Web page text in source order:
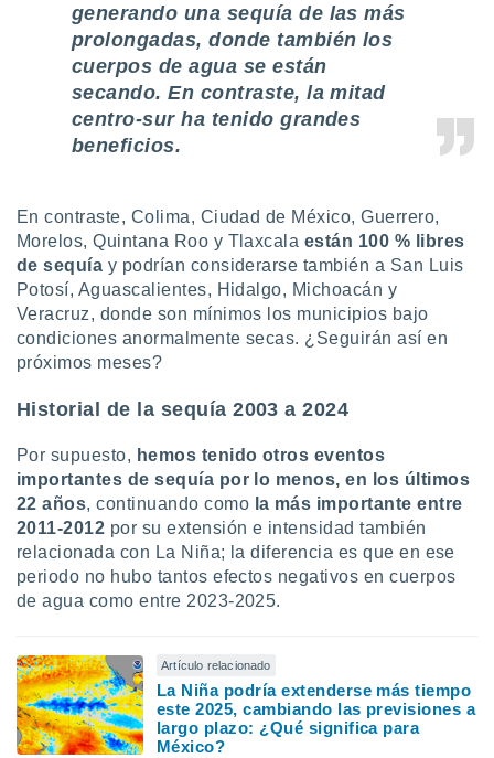
mediante
publicidad
de
1199
generando una sequía de las más
prolongadas, donde también los
cuerpos de agua se están
secando. En contraste, la mitad
centro-sur ha tenido grandes
beneficios.
En contraste, Colima, Ciudad de México, Guerrero,
Morelos, Quintana Roo y Tlaxcala están 100 % libres
de sequía y podrían considerarse también a San Luis
Potosí, Aguascalientes, Hidalgo, Michoacán y
Veracruz, donde son mínimos los municipios bajo
condiciones anormalmente secas. ¿Seguirán así en
próximos meses?
Historial de la sequía 2003 a 2024
Por supuesto, hemos tenido otros eventos
importantes de sequía por lo menos, en los últimos
22 años, continuando como la más importante entre
2011-2012 por su extensión e intensidad también
relacionada con La Niña; la diferencia es que en ese
periodo no hubo tantos efectos negativos en cuerpos
de agua como entre 2023-2025.
Artículo relacionado
La Niña podría extenderse más tiempo
este 2025, cambiando las previsiones a
largo plazo: ¿Qué significa para
México?